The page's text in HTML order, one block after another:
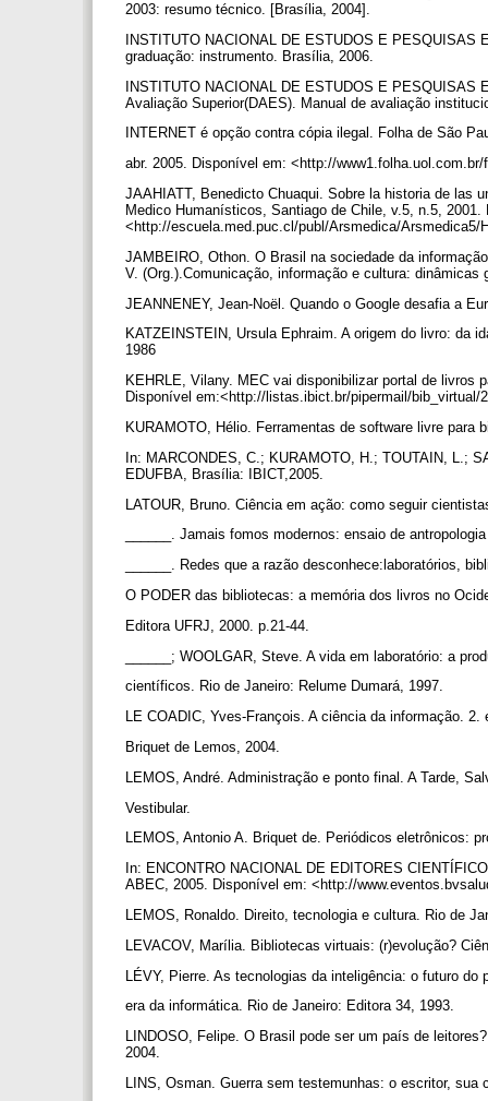
2003: resumo técnico. [Brasília, 2004].
INSTITUTO NACIONAL DE ESTUDOS E
graduação: instrumento. Brasília, 2006.
INSTITUTO NACIONAL DE ESTUDOS E
Avaliação Superior(DAES). Manual de avaliação
INTERNET é opção contra cópia ilegal. Folha de São
abr. 2005. Disponível em: <http://
JAAHIATT, Benedicto Chuaqui. Sobre la historia de las
Medico Humanísticos, Santiago de Chile, v.5, n.5, 2001.
<http://escuela.med.puc.cl/publ/Arsmedica/
JAMBEIRO, Othon. O Brasil na sociedade da
V. (Org.).Comunicação, informação e cultura:
JEANNENEY, Jean-Noël. Quando o Google desafia a
KATZEINSTEIN, Ursula Ephraim. A origem do livro: da
1986
KEHRLE, Vilany. MEC vai disponibilizar portal de livros
Disponível em:<http://listas.ibict.br/pipermail/
KURAMOTO, Hélio. Ferramentas de software livre para
In: MARCONDES, C.; KURAMOTO, H.; TOUTAIN, L.;
EDUFBA, Brasília: IBICT,2005.
LATOUR, Bruno. Ciência em ação: como seguir
______. Jamais fomos modernos: ensaio de
______. Redes que a razão desconhece:laboratórios,
O PODER das bibliotecas: a memória dos livros no
Editora UFRJ, 2000. p.21-44.
______; WOOLGAR, Steve. A vida em laboratório: a
científicos. Rio de Janeiro: Relume Dumará, 1997.
LE COADIC, Yves-François. A ciência da informação.
Briquet de Lemos, 2004.
LEMOS, André. Administração e ponto final. A Tarde,
Vestibular.
LEMOS, Antonio A. Briquet de. Periódicos eletrônicos:
In: ENCONTRO NACIONAL DE EDITORES
ABEC, 2005. Disponível em: <http://
LEMOS, Ronaldo. Direito, tecnologia e cultura. Rio de
LEVACOV, Marília. Bibliotecas virtuais: (r)evolução?
LÉVY, Pierre. As tecnologias da inteligência: o futuro do
era da informática. Rio de Janeiro: Editora 34, 1993.
LINDOSO, Felipe. O Brasil pode ser um país de
2004.
LINS, Osman. Guerra sem testemunhas: o escritor,